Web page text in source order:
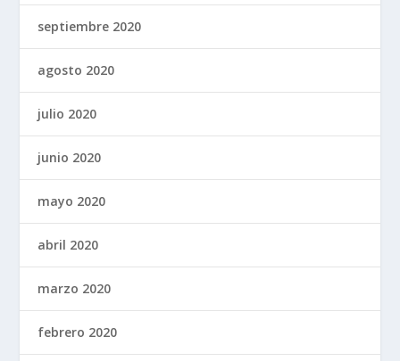
septiembre 2020
agosto 2020
julio 2020
junio 2020
mayo 2020
abril 2020
marzo 2020
febrero 2020